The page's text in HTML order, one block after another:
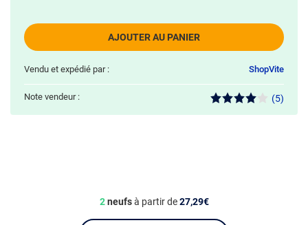
AJOUTER AU PANIER
Vendu et expédié par : ShopVite
Note vendeur : (5)
2neufsà partir de27,29€